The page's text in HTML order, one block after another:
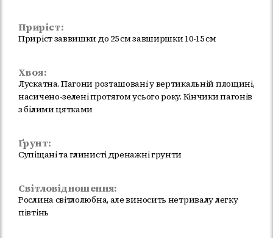
Приріст:
Приріст заввишки до 25 см завширшки 10-15 см
Хвоя:
Лускатна. Пагони розташовані у вертикальній площині,
насичено-зелені протягом усього року. Кінчики пагонів
з білими цятками
Ґрунт:
Супіщані та глинисті дренажні грунти
Світловідношення:
Рослина світлолюбна, але виносить нетривалу легку
півтінь